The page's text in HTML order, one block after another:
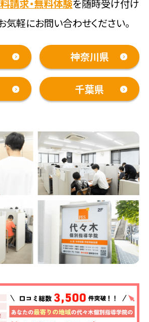
請求・無料体験を随時受け付け
気軽にお問い合わせください。
神奈川県
千葉県